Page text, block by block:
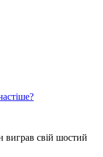
виграв свій шостий